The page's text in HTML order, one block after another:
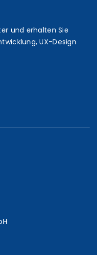
und erhalten Sie
UX-Design